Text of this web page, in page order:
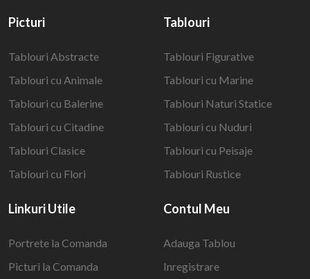
Picturi
Tablouri Abstracte
Tablouri cu Animale
Tablouri cu Balerine
Tablouri cu Citadine
Tablouri Clasice
Tablouri cu Flori
Tablouri
Tablouri Figurative
Tablouri cu Marine
Tablouri Naturi Statice
Tablouri cu Nuduri
Tablouri cu Peisaje
Tablouri Rustice
Linkuri Utile
Portrete la Comanda
Picturi la Comanda
Contul Meu
Adauga Tablou
Inregistrare